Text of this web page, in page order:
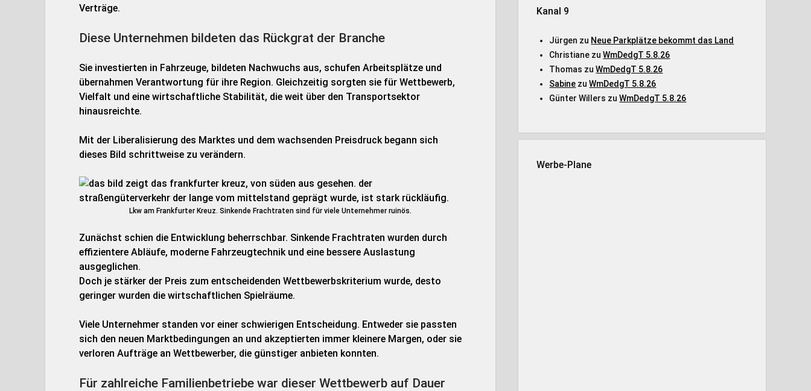
Verträge.
Diese Unternehmen bildeten das Rückgrat der Branche
Sie investierten in Fahrzeuge, bildeten Nachwuchs aus, schufen Arbeitsplätze und
übernahmen Verantwortung für ihre Region. Gleichzeitig sorgten sie für Wettbewerb,
Vielfalt und eine wirtschaftliche Stabilität, die weit über den Transportsektor
hinausreichte.
Mit der Liberalisierung des Marktes und dem wachsenden Preisdruck begann sich
dieses Bild schrittweise zu verändern.
Lkw am Frankfurter Kreuz. Sinkende Frachtraten sind für viele Unternehmer ruinös.
Zunächst schien die Entwicklung beherrschbar. Sinkende Frachtraten wurden durch
effizientere Abläufe, moderne Fahrzeugtechnik und eine bessere Auslastung
ausgeglichen.
Doch je stärker der Preis zum entscheidenden Wettbewerbskriterium wurde, desto
geringer wurden die wirtschaftlichen Spielräume.
Viele Unternehmer standen vor einer schwierigen Entscheidung. Entweder sie passten
sich den neuen Marktbedingungen an und akzeptierten immer kleinere Margen, oder sie
verloren Aufträge an Wettbewerber, die günstiger anbieten konnten.
Für zahlreiche Familienbetriebe war dieser Wettbewerb auf Dauer
Kanal 9
Jürgen zu Neue Parkplätze bekommt das Land
Christiane zuWmDedgT 5.8.26
Thomas zuWmDedgT 5.8.26
Sabine zuWmDedgT 5.8.26
Günter Willers zuWmDedgT 5.8.26
Werbe-Plane